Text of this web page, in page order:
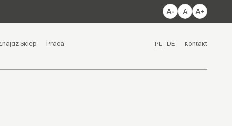
A- A A+
Sklep Praca Kontakt
DE
PL